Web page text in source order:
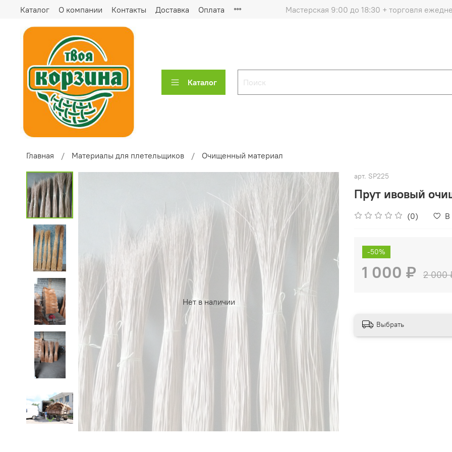
Каталог О компании Контакты Доставка Оплата Мастерская 9:00 до 18:30 + торговля
Каталог
Главная Материалы для плетельщиков Очищенный материал
Нет в наличии
арт. SP225
Прут ивовый
(0) В
-50%
1 000 ₽ 2 000
Выбрать